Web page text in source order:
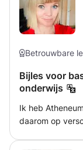
Betrouwbare
Bijles voor
onderwijs
Ik heb
daarom op